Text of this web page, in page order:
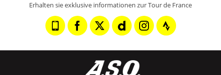
Erhalten sie exklusive informationen zur Tour de France